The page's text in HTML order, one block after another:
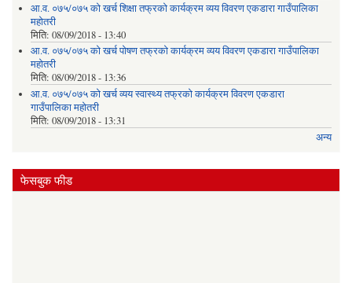
आ.व. ०७५/०७५ को खर्च शिक्षा तफ्रको कार्यक्रम व्यय विवरण एकडारा गाउँपालिका
महोतरी
मिति: 08/09/2018 - 13:40
आ.व. ०७५/०७५ को खर्च पोषण तफ्रको कार्यक्रम व्यय विवरण एकडारा गाउँपालिका
महोतरी
मिति: 08/09/2018 - 13:36
आ.व. ०७५/०७५ को खर्च व्यय स्वास्थ्य तफ्रको कार्यक्रम विवरण एकडारा
गाउँपालिका महोतरी
मिति: 08/09/2018 - 13:31
अन्य
फेसबुक फीड